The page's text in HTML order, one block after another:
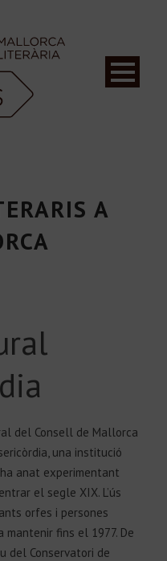
A
del Consell de Mallorca
una institució
anat experimentant
el segle XIX. L’ús
orfes i persones
mantenir fins el 1977. De
del Conservatori de